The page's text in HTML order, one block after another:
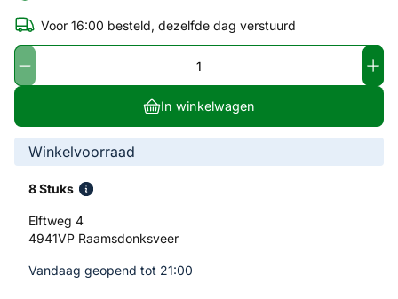
Voor 16:00 besteld, dezelfde dag verstuurd
In winkelwagen
Winkelvoorraad
8 Stuks
Elftweg 4
4941VP Raamsdonksveer
Vandaag geopend tot 21:00